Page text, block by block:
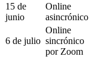
15 de
junio
Online
asincrónico
6 de julio
Online
sincrónico
por Zoom